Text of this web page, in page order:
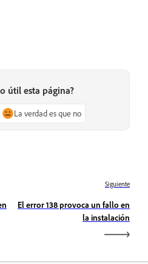
útil esta página?
La verdad es que no
Siguiente
El error 138 provoca un fallo en
la instalación